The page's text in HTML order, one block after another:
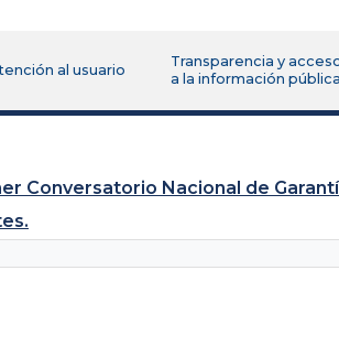
al usuario
Transparencia y
a la información pública
Conversatorio Nacional de